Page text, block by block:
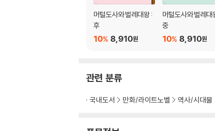
머털도사와 벌레대왕 :
후
8,910원
10%
머털도사와 벌레대
중
8,910원
10%
관련 분류
국내도서 만화/라이트노벨 역사/시대물